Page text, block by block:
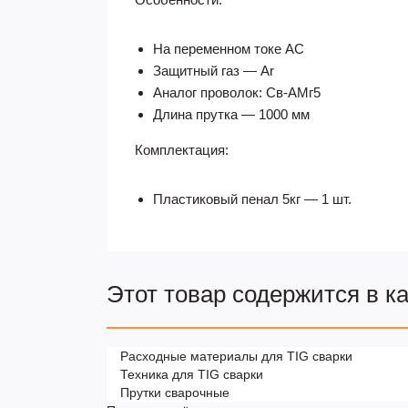
На переменном токе AC
Защитный газ — Ar
Аналог проволок: Св-АМг5
Длина прутка — 1000 мм
Комплектация:
Пластиковый пенал 5кг — 1 шт.
Этот товар содержится в
Расходные материалы для TIG сварки
Техника для TIG сварки
Прутки сварочные